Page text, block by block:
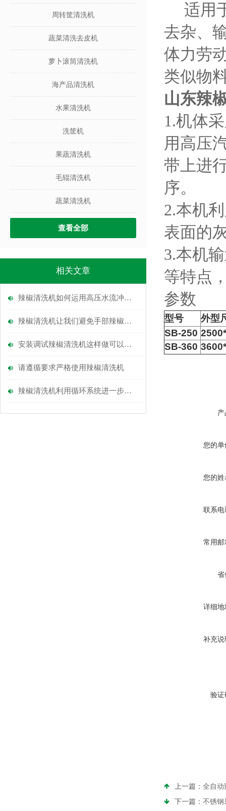
周转筐清洗机
蔬菜清洗去皮机
萝卜滚筒清洗机
海产品清洗机
水果清洗机
洗筐机
果蔬清洗机
毛辊清洗机
蔬菜清洗机
查看全部
相关文章
辣椒清洗机如何运用高压水流冲击实现高效清洗？
辣椒清洗机让我们避免手部辣椒素残留的尴尬
安装调试辣椒清洗机这样做可以吗？
请遵循要求严格使用辣椒清洗机
辣椒清洗机利用循环系统进一步提高清洁度
适用
去杂、
体力劳
类似物
山东辣
1.机体
用高压
带上进
序。
2.本机
表面的
3.本机
等特点
参数
型号
外型
SB-250
SB-360
您的单
您的姓
联系电
常用邮
省
详细地
补充说
验证
上一篇： 全自动
下一篇： 不锈钢